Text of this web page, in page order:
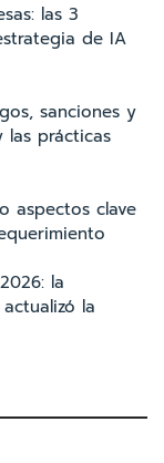
las 3
de IA
sanciones y
las prácticas
aspectos clave
la
la